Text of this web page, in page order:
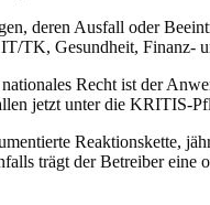
deren Ausfall oder
TK, Gesundheit, Finanz-
Recht ist der
jetzt unter die KRITIS-
Reaktionskette,
trägt der Betreiber eine